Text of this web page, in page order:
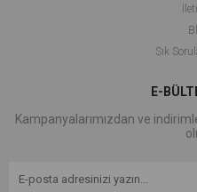
Sık
E-
Kampanyalarımızdan ve